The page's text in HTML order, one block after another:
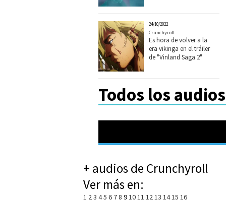
24/10/2022
Crunchyroll
Es hora de volver a la
era vikinga en el tráiler
de "Vinland Saga 2"
Todos los
+ audios de Crunchyroll
Ver más en:
1 23 45 6 78 91011 1213 1415 16